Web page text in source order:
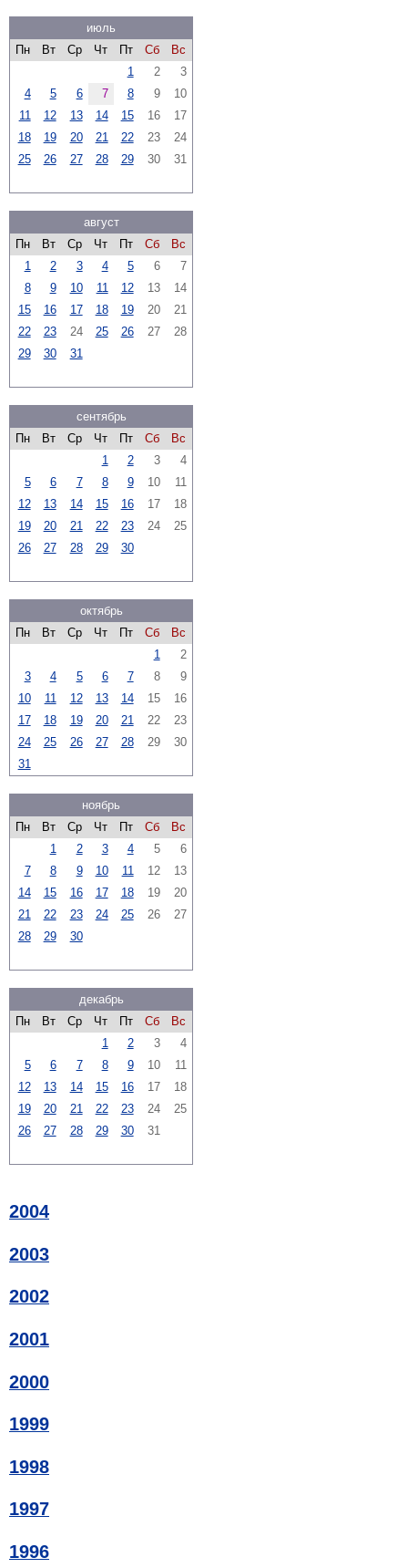
июль
Пн
Вт Ср Чт Пт Сб
Вс
1
2
3
4
5 6 7 8 9
10
11
12 13 14 15 16
17
18
19 20 21 22 23
24
25
26 27 28 29 30 31
август
Пн
Вт Ср Чт Пт Сб
Вс
1
2 3 4 5 6
7
8
9 10 11 12 13
14
15
16 17 18 19 20
21
22
23 24 25 26 27
28
29
30 31
сентябрь
Пн
Вт Ср Чт Пт Сб
Вс
1
2 3
4
5
6 7 8 9 10
11
12
13 14 15 16 17
18
19
20 21 22 23 24
25
26
27 28 29 30
октябрь
Пн
Вт Ср Чт Пт Сб
Вс
1
2
3
4 5 6 7 8
9
10
11 12 13 14 15
16
17
18 19 20 21 22
23
24
25 26 27 28 29
30
31
ноябрь
Пн
Вт Ср Чт Пт Сб
Вс
1
2 3 4 5
6
7
8 9 10 11 12
13
14
15 16 17 18 19
20
21
22 23 24 25 26
27
28
29 30
декабрь
Пн
Вт Ср Чт Пт Сб
Вс
1
2 3
4
5
6 7 8 9 10
11
12
13 14 15 16 17
18
19
20 21 22 23 24
25
26
27 28 29 30 31
2004
2003
2002
2001
2000
1999
1998
1997
1996